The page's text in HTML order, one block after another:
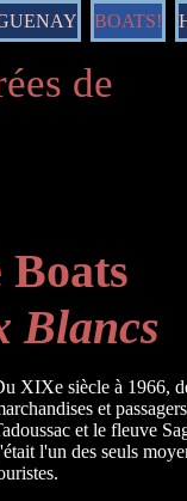
BOATS!
de
Blancs
XIXe siècle à 1966,
et
et le fleuve
l'un des seuls